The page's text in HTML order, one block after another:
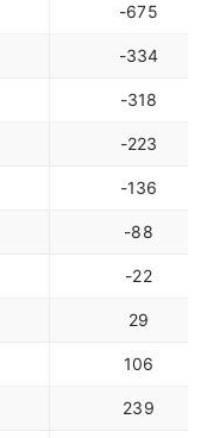
-675
-334
-318
-223
-136
-88
-22
29
106
239